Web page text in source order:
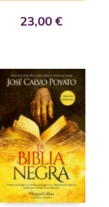
23,00 €